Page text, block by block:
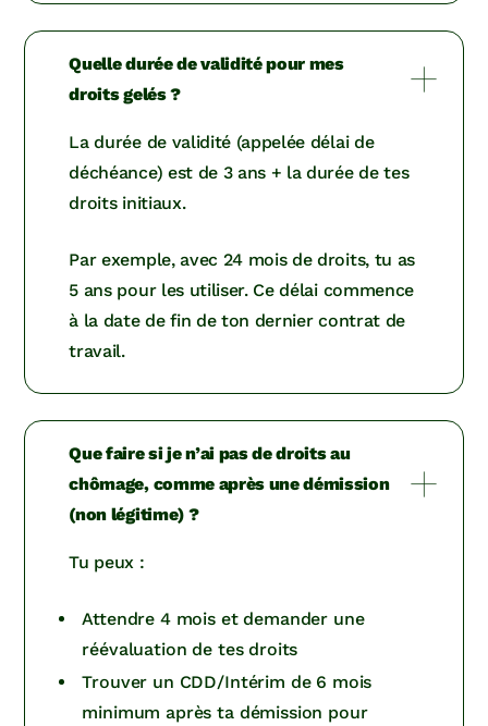
Quelle durée de validité pour mes
droits gelés ?
La durée de validité (appelée délai de
déchéance) est de 3 ans + la durée de tes
droits initiaux.
Par exemple, avec 24 mois de droits, tu as
5 ans pour les utiliser. Ce délai commence
à la date de fin de ton dernier contrat de
travail.
Que faire si je n’ai pas de droits au
chômage, comme après une démission
(non légitime) ?
Tu peux :
Attendre 4 mois et demander une
réévaluation de tes droits
Trouver un CDD/Intérim de 6 mois
minimum après ta démission pour